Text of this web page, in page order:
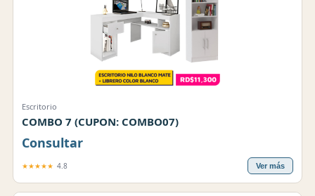
Escritorio
COMBO 7 (CUPON: COMBO07)
Consultar
★★★★★ 4.8 Ver más